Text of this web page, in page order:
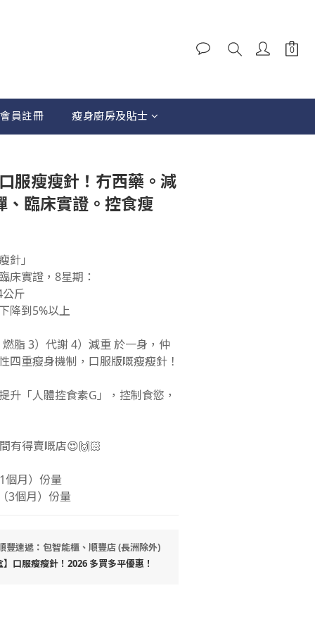
員註冊 瘦身廚房及貼士
服瘦瘦針！冇西藥。減
、臨床實證。控食瘦
針」
床實證，8星期：
斤
降到5%以上
脂 3）代謝 4）減重 於一身，仲
四重瘦身機制，口服版嘅瘦瘦針！
升「人體控食素G」，控制食慾，
有得賣嘅店😍🙌🏻
個月）份量
3個月）份量
豐速遞：包智能櫃、順豐店 (長洲除外)
口服瘦瘦針！2026 多買多平優惠！